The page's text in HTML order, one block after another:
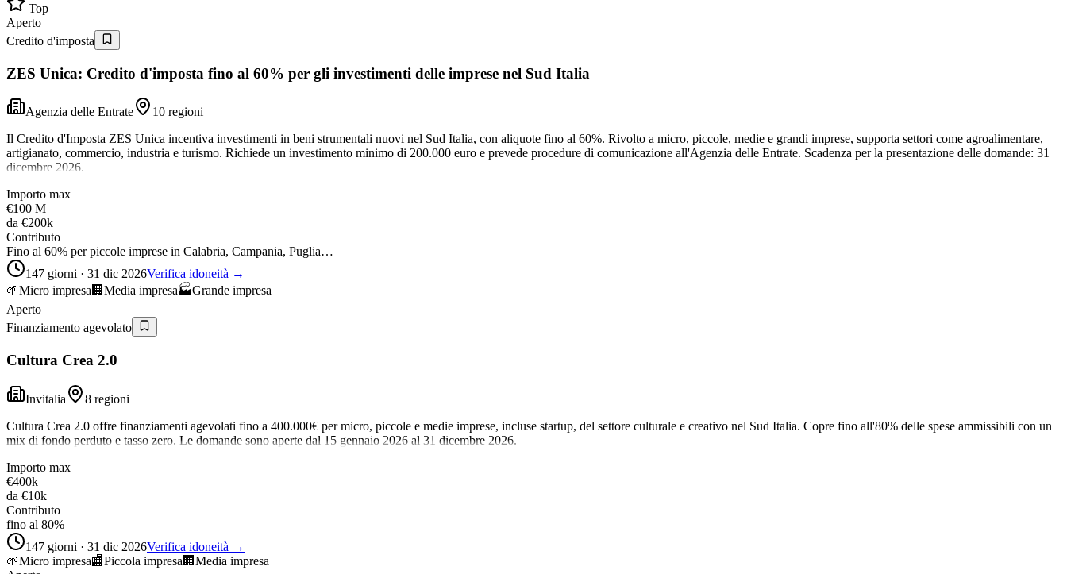
Top
Aperto
Credito d'imposta
ZES Unica: Credito d'imposta fino al 60% per gli investimenti delle imprese nel Sud Italia
Agenzia delle Entrate
10 regioni
Il Credito d'Imposta ZES Unica incentiva investimenti in beni strumentali nuovi nel Sud Italia, con aliquote fino al 60%. Rivolto a micro, piccole, medie e grandi imprese, supporta settori come agroalimentare,
artigianato, commercio, industria e turismo. Richiede un investimento minimo di 200.000 euro e prevede procedure di comunicazione all'Agenzia delle Entrate. Scadenza per la presentazione delle domande: 31
dicembre 2026.
Importo max
€100 M
da €200k
Contributo
Fino al 60% per piccole imprese in Calabria, Campania, Puglia…
147 giorni · 31 dic 2026Verifica idoneità →
🌱Micro impresa 🏢 Media impresa🏭Grande impresa
Aperto
Finanziamento agevolato
Cultura Crea 2.0
Invitalia
8 regioni
Cultura Crea 2.0 offre finanziamenti agevolati fino a 400.000€ per micro, piccole e medie imprese, incluse startup, del settore culturale e creativo nel Sud Italia. Copre fino all'80% delle spese ammissibili con un
mix di fondo perduto e tasso zero. Le domande sono aperte dal 15 gennaio 2026 al 31 dicembre 2026.
Importo max
€400k
da €10k
Contributo
fino al 80%
147 giorni · 31 dic 2026Verifica idoneità →
🌱Micro impresa🏬Piccola impresa 🏢 Media impresa